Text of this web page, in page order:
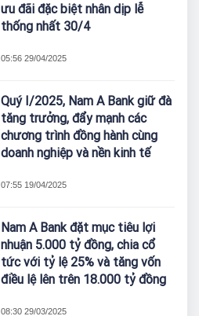
ưu đãi đặc biệt nhân dịp lễ
thống nhất 30/4
05:56 29/04/2025
Quý I/2025, Nam A Bank giữ đà
tăng trưởng, đẩy mạnh các
chương trình đồng hành cùng
doanh nghiệp và nền kinh tế
07:55 19/04/2025
Nam A Bank đặt mục tiêu lợi
nhuận 5.000 tỷ đồng, chia cổ
tức với tỷ lệ 25% và tăng vốn
điều lệ lên trên 18.000 tỷ đồng
08:30 29/03/2025